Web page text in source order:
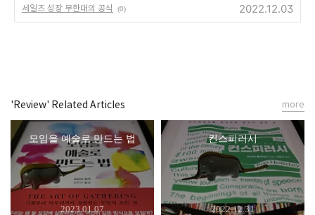
세일즈 성장 무한대의 공식 (0) 2022.12.03
'Review' Related Articles
모임을 예술로 만드는 법
2023.01.07
컨스피러시
2022.12.31
more